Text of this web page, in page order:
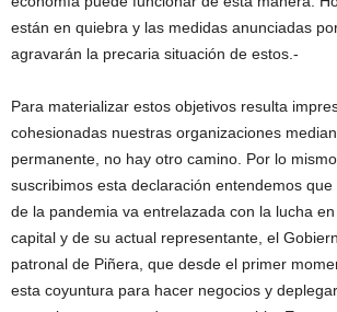
están en quiebra y las medidas anunciadas
agravarán la precaria situación de estos.-
Para materializar estos objetivos resulta
cohesionadas nuestras organizaciones
permanente, no hay otro camino. Por lo
suscribimos esta declaración entendemos
de la pandemia va entrelazada con la lucha
capital y de su actual representante, el
patronal de Piñera, que desde el primer
esta coyuntura para hacer negocios y